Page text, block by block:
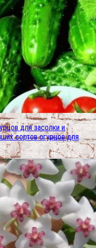
для засолки и
сортов огурцов для